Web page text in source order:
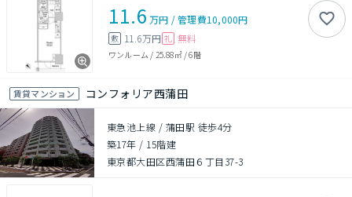
11.6 万円 /管理費10,000円
敷 11.6万円 礼 無料
ワンルーム / 25.88㎡/6階
賃貸マンション コンフォリア西蒲田
東急池上線 / 蒲田駅 徒歩4分
築17年 / 15階建
東京都大田区西蒲田６丁目37-3